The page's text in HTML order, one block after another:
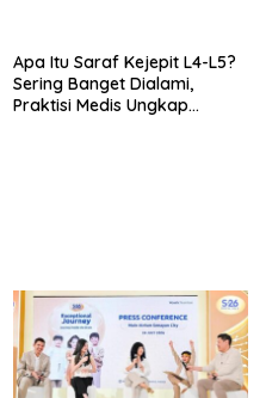
Apa Itu Saraf Kejepit L4-L5?
Sering Banget Dialami,
Praktisi Medis Ungkap